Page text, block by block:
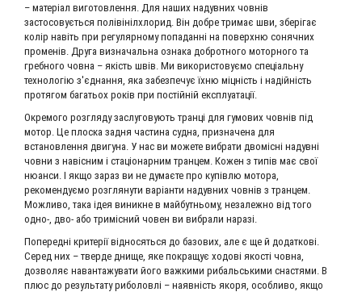
– матеріал виготовлення. Для наших надувних човнів
застосовується полівінілхлорид. Він добре тримає шви, зберігає
колір навіть при регулярному попаданні на поверхню сонячних
променів. Друга визначальна ознака добротного моторного та
гребного човна – якість швів. Ми використовуємо спеціальну
технологію з'єднання, яка забезпечує їхню міцність і надійність
протягом багатьох років при постійній експлуатації.
Окремого розгляду заслуговують транці для гумових човнів під
мотор. Це плоска задня частина судна, призначена для
встановлення двигуна. У нас ви можете вибрати двомісні надувні
човни з навісним і стаціонарним транцем. Кожен з типів має свої
нюанси. І якщо зараз ви не думаєте про купівлю мотора,
рекомендуємо розглянути варіанти надувних човнів з транцем.
Можливо, така ідея виникне в майбутньому, незалежно від того
одно-, дво- або тримісний човен ви вибрали наразі.
Попередні критерії відносяться до базових, але є ще й додаткові.
Серед них – тверде днище, яке покращує ходові якості човна,
дозволяє навантажувати його важкими рибальськими снастями. В
плюс до результату риболовлі – наявність якоря, особливо, якщо